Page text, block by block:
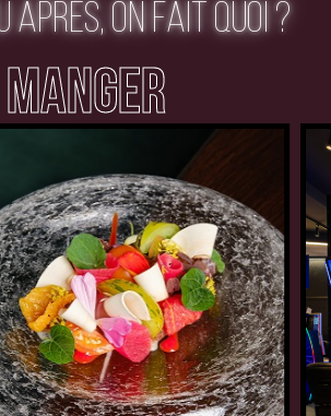
APRÈS, ON FAIT QUOI ?
MANGER